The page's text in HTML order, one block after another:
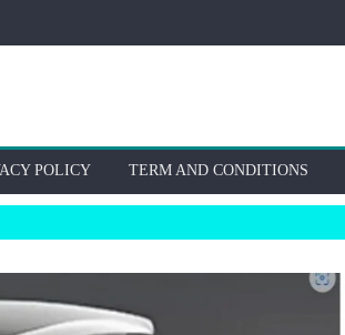
POLICY TERM AND CONDITIONS